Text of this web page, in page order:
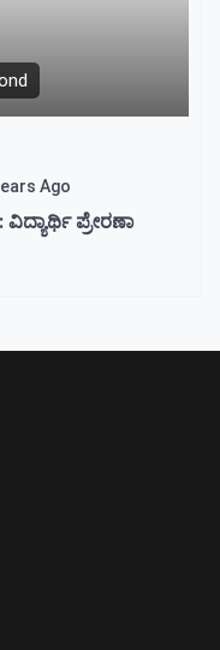
Ago
ಪ್ರೇರಣಾ